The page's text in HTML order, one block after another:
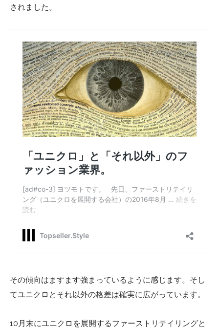
されました。
その傾向はますます強まっているように感じます。そし
てユニクロとそれ以外の格差は確実に広がっています。
10月末にユニクロを展開するファーストリテイリングと